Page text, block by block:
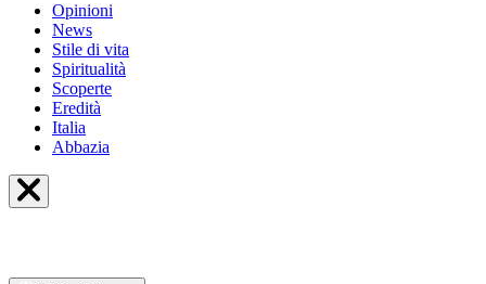
Opinioni
News
Stile di vita
Spiritualità
Scoperte
Eredità
Italia
Abbazia